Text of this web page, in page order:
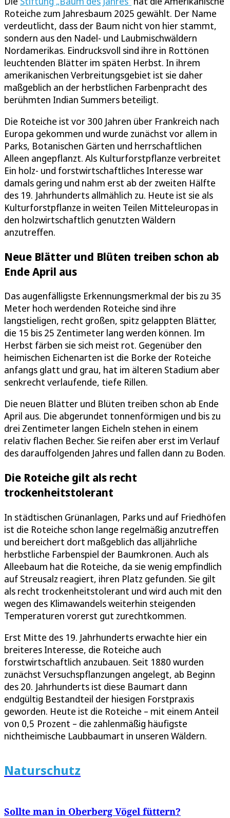
Roteiche zum Jahresbaum 2025 gewählt. Der Name
verdeutlicht, dass der Baum nicht von hier stammt,
sondern aus den Nadel- und Laubmischwäldern
Nordamerikas. Eindrucksvoll sind ihre in Rottönen
leuchtenden Blätter im späten Herbst. In ihrem
amerikanischen Verbreitungsgebiet ist sie daher
maßgeblich an der herbstlichen Farbenpracht des
berühmten Indian Summers beteiligt.
Die Roteiche ist vor 300 Jahren über Frankreich nach
Europa gekommen und wurde zunächst vor allem in
Parks, Botanischen Gärten und herrschaftlichen
Alleen angepflanzt. Als Kulturforstpflanze verbreitet
Ein holz- und forstwirtschaftliches Interesse war
damals gering und nahm erst ab der zweiten Hälfte
des 19. Jahrhunderts allmählich zu. Heute ist sie als
Kulturforstpflanze in weiten Teilen Mitteleuropas in
den holzwirtschaftlich genutzten Wäldern
anzutreffen.
Neue Blätter und Blüten treiben schon ab
Ende April aus
Das augenfälligste Erkennungsmerkmal der bis zu 35
Meter hoch werdenden Roteiche sind ihre
langstieligen, recht großen, spitz gelappten Blätter,
die 15 bis 25 Zentimeter lang werden können. Im
Herbst färben sie sich meist rot. Gegenüber den
heimischen Eichenarten ist die Borke der Roteiche
anfangs glatt und grau, hat im älteren Stadium aber
senkrecht verlaufende, tiefe Rillen.
Die neuen Blätter und Blüten treiben schon ab Ende
April aus. Die abgerundet tonnenförmigen und bis zu
drei Zentimeter langen Eicheln stehen in einem
relativ flachen Becher. Sie reifen aber erst im Verlauf
des darauffolgenden Jahres und fallen dann zu Boden.
Die Roteiche gilt als recht
trockenheitstolerant
In städtischen Grünanlagen, Parks und auf Friedhöfen
ist die Roteiche schon lange regelmäßig anzutreffen
und bereichert dort maßgeblich das alljährliche
herbstliche Farbenspiel der Baumkronen. Auch als
Alleebaum hat die Roteiche, da sie wenig empfindlich
auf Streusalz reagiert, ihren Platz gefunden. Sie gilt
als recht trockenheitstolerant und wird auch mit den
wegen des Klimawandels weiterhin steigenden
Temperaturen vorerst gut zurechtkommen.
Erst Mitte des 19. Jahrhunderts erwachte hier ein
breiteres Interesse, die Roteiche auch
forstwirtschaftlich anzubauen. Seit 1880 wurden
zunächst Versuchspflanzungen angelegt, ab Beginn
des 20. Jahrhunderts ist diese Baumart dann
endgültig Bestandteil der hiesigen Forstpraxis
geworden. Heute ist die Roteiche – mit einem Anteil
von 0,5 Prozent – die zahlenmäßig häufigste
nichtheimische Laubbaumart in unseren Wäldern.
Naturschutz
Sollte man in Oberberg Vögel füttern?